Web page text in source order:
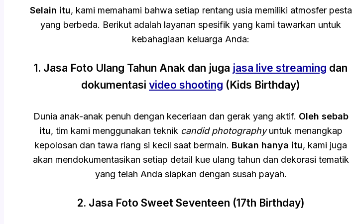
Selain itu, kami memahami bahwa setiap rentang usia memiliki atmosfer pesta
yang berbeda. Berikut adalah layanan spesifik yang kami tawarkan untuk
kebahagiaan keluarga Anda:
1. Jasa Foto Ulang Tahun Anak dan juga jasa live streaming dan
dokumentasi video shooting (Kids Birthday)
Dunia anak-anak penuh dengan keceriaan dan gerak yang aktif. Oleh sebab
itu, tim kami menggunakan teknik candid photographyuntuk menangkap
kepolosan dan tawa riang si kecil saat bermain. Bukan hanya itu, kami juga
akan mendokumentasikan setiap detail kue ulang tahun dan dekorasi tematik
yang telah Anda siapkan dengan susah payah.
2. Jasa Foto Sweet Seventeen (17th Birthday)